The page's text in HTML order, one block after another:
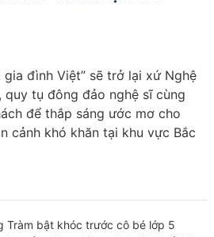
gia đình Việt” sẽ trở lại xứ Nghệ
tụ đông đảo nghệ sĩ cùng
để thắp sáng ước mơ cho
cảnh khó khăn tại khu vực Bắc
Tràm bật khóc trước cô bé lớp 5